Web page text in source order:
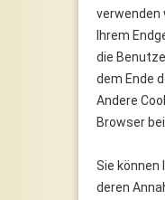
verwenden
Ihrem
die
dem Ende
Andere
Browser
Sie können
deren